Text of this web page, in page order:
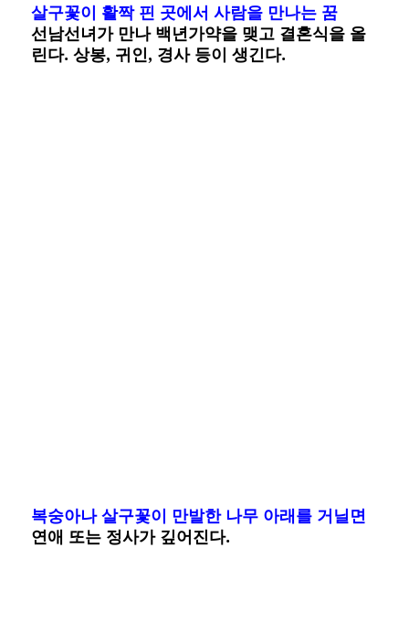
살구꽃이 활짝 핀 곳에서 사람을 만나는 꿈
선남선녀가 만나 백년가약을 맺고 결혼식을 올
린다. 상봉, 귀인, 경사 등이 생긴다.
복숭아나 살구꽃이 만발한 나무 아래를 거닐면
연애 또는 정사가 깊어진다.